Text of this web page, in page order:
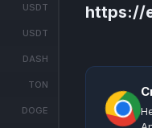
USDT
USDT
DASH
TON
DOGE
https://